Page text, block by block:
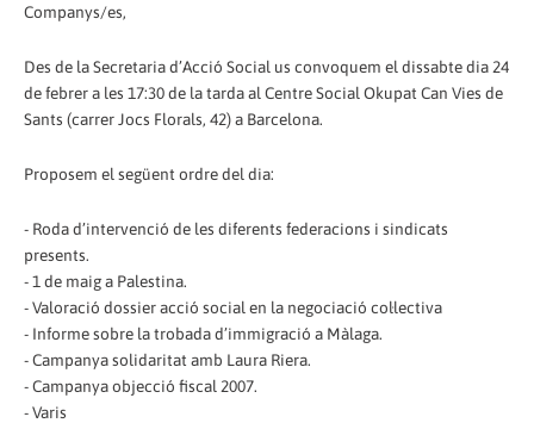
Companys/es,
Des de la Secretaria d’Acció Social us convoquem el dissabte dia 24
de febrer a les 17:30 de la tarda al Centre Social Okupat Can Vies de
Sants (carrer Jocs Florals, 42) a Barcelona.
Proposem el següent ordre del dia:
- Roda d’intervenció de les diferents federacions i sindicats
presents.
- 1 de maig a Palestina.
- Valoració dossier acció social en la negociació col·lectiva
- Informe sobre la trobada d’immigració a Màlaga.
- Campanya solidaritat amb Laura Riera.
- Campanya objecció fiscal 2007.
- Varis